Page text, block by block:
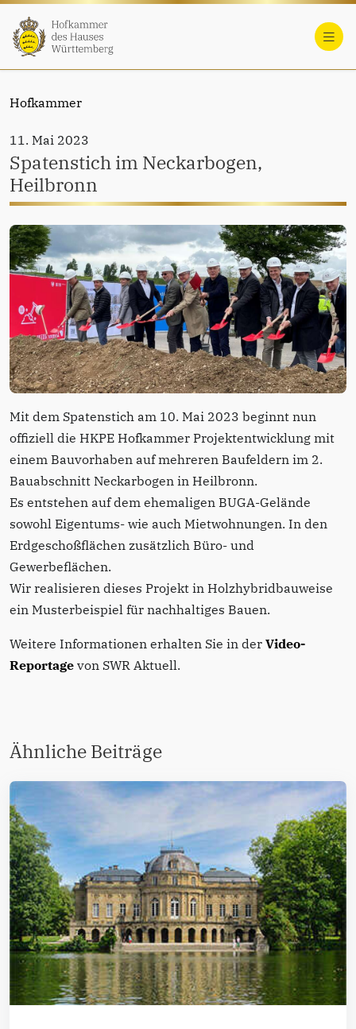
Hofkammer
11. Mai 2023
Spatenstich im Neckarbogen,
Heilbronn
Mit dem Spatenstich am 10. Mai 2023 beginnt nun
offiziell die HKPE Hofkammer Projektentwicklung mit
einem Bauvorhaben auf mehreren Baufeldern im 2.
Bauabschnitt Neckarbogen in Heilbronn.
Es entstehen auf dem ehemaligen BUGA-Gelände
sowohl Eigentums- wie auch Mietwohnungen. In den
Erdgeschoßflächen zusätzlich Büro- und
Gewerbeflächen.
Wir realisieren dieses Projekt in Holzhybridbauweise
ein Musterbeispiel für nachhaltiges Bauen.
Weitere Informationen erhalten Sie in der Video-
Reportage von SWR Aktuell.
Ähnliche Beiträge